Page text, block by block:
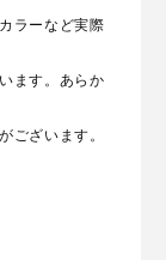
ラーなど実際
ます。あらか
ございます。